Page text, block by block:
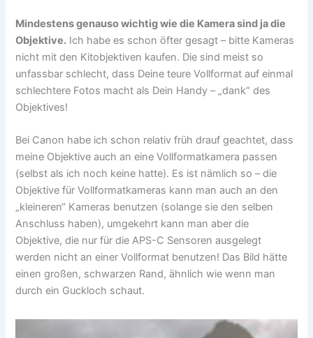
Mindestens genauso wichtig wie die Kamera sind ja die
Objektive. Ich habe es schon öfter gesagt – bitte Kameras
nicht mit den Kitobjektiven kaufen. Die sind meist so
unfassbar schlecht, dass Deine teure Vollformat auf einmal
schlechtere Fotos macht als Dein Handy – „dank“ des
Objektives!
Bei Canon habe ich schon relativ früh drauf geachtet, dass
meine Objektive auch an eine Vollformatkamera passen
(selbst als ich noch keine hatte). Es ist nämlich so – die
Objektive für Vollformatkameras kann man auch an den
„kleineren“ Kameras benutzen (solange sie den selben
Anschluss haben), umgekehrt kann man aber die
Objektive, die nur für die APS-C Sensoren ausgelegt
werden nicht an einer Vollformat benutzen! Das Bild hätte
einen großen, schwarzen Rand, ähnlich wie wenn man
durch ein Guckloch schaut.